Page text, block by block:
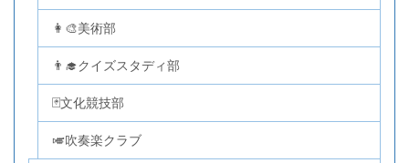
👩‍🎨美術部
👨‍🎓クイズスタディ部
🃏文化競技部
🎺吹奏楽クラブ